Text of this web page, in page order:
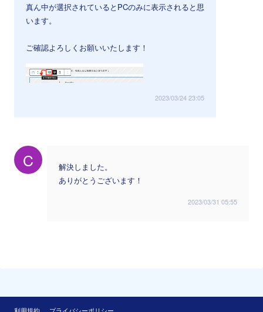
真ん中が選択されているとPCのみに表示されると思
います。
ご確認よろしくお願いいたします！
2023/03/24 23:05
C
解決しました。
ありがとうございます！
2023/03/31 05:55